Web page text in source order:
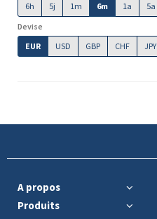
6h
5j 1m 6m 1a 5a
Devise
EUR
USD GBP CHF JPY
A propos
Produits